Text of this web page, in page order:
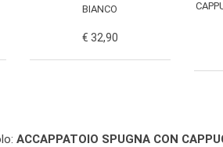
BIANCO
€ 32,90
ACCAPPATOIO SPUGNA CON